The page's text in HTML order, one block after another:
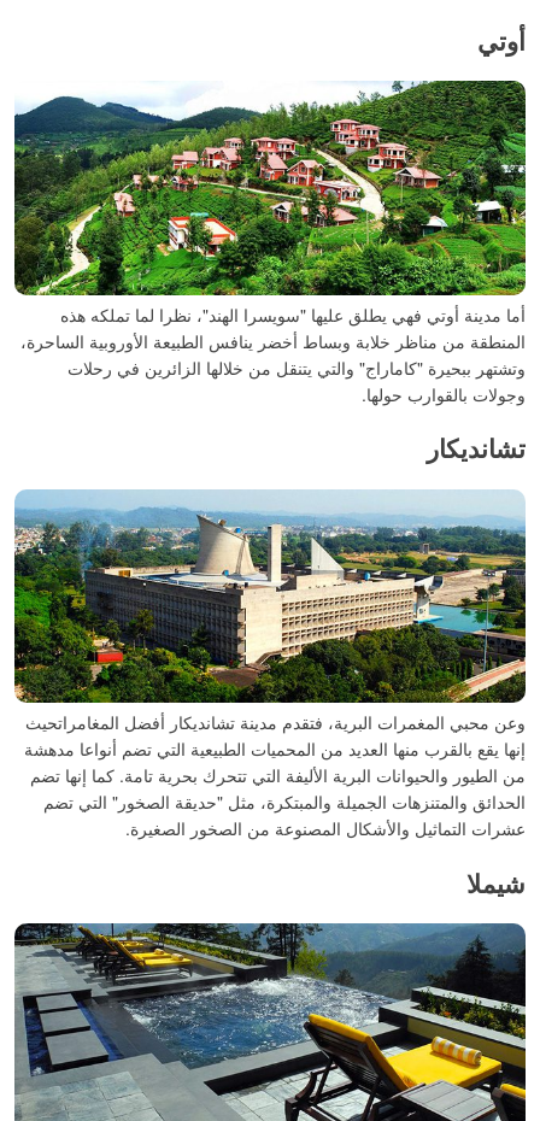
أوتي
أما مدينة أوتي فهي يطلق عليها "سويسرا الهند"، نظرا لما تملكه هذه
المنطقة من مناظر خلابة وبساط أخضر ينافس الطبيعة الأوروبية الساحرة،
وتشتهر ببحيرة "كاماراج" والتي يتنقل من خلالها الزائرين في رحلات
وجولات بالقوارب حولها.
تشانديكار
وعن محبي المغمرات البرية، فتقدم مدينة تشانديكار أفضل المغامراتحيث
إنها يقع بالقرب منها العديد من المحميات الطبيعية التي تضم أنواعا مدهشة
من الطيور والحيوانات البرية الأليفة التي تتحرك بحرية تامة. كما إنها تضم
الحدائق والمتنزهات الجميلة والمبتكرة، مثل "حديقة الصخور" التي تضم
عشرات التماثيل والأشكال المصنوعة من الصخور الصغيرة.
شيملا